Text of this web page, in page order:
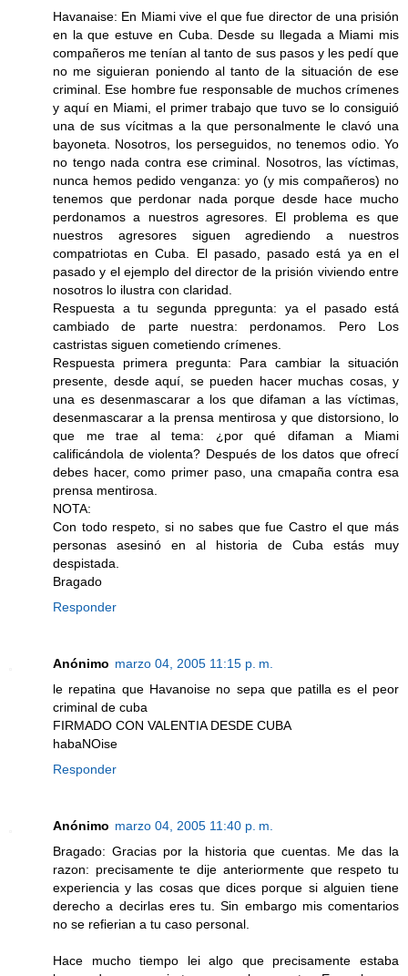
Havanaise: En Miami vive el que fue director de una prisión
en la que estuve en Cuba. Desde su llegada a Miami mis
compañeros me tenían al tanto de sus pasos y les pedí que
no me siguieran poniendo al tanto de la situación de ese
criminal. Ese hombre fue responsable de muchos crímenes
y aquí en Miami, el primer trabajo que tuvo se lo consiguió
una de sus vícitmas a la que personalmente le clavó una
bayoneta. Nosotros, los perseguidos, no tenemos odio. Yo
no tengo nada contra ese criminal. Nosotros, las víctimas,
nunca hemos pedido venganza: yo (y mis compañeros) no
tenemos que perdonar nada porque desde hace mucho
perdonamos a nuestros agresores. El problema es que
nuestros agresores siguen agrediendo a nuestros
compatriotas en Cuba. El pasado, pasado está ya en el
pasado y el ejemplo del director de la prisión viviendo entre
nosotros lo ilustra con claridad.
Respuesta a tu segunda ppregunta: ya el pasado está
cambiado de parte nuestra: perdonamos. Pero Los
castristas siguen cometiendo crímenes.
Respuesta primera pregunta: Para cambiar la situación
presente, desde aquí, se pueden hacer muchas cosas, y
una es desenmascarar a los que difaman a las víctimas,
desenmascarar a la prensa mentirosa y que distorsiono, lo
que me trae al tema: ¿por qué difaman a Miami
calificándola de violenta? Después de los datos que ofrecí
debes hacer, como primer paso, una cmapaña contra esa
prensa mentirosa.
NOTA:
Con todo respeto, si no sabes que fue Castro el que más
personas asesinó en al historia de Cuba estás muy
despistada.
Bragado
Responder
Anónimo marzo 04, 2005 11:15 p. m.
le repatina que Havanoise no sepa que patilla es el peor
criminal de cuba
FIRMADO CON VALENTIA DESDE CUBA
habaNOise
Responder
Anónimo marzo 04, 2005 11:40 p. m.
Bragado: Gracias por la historia que cuentas. Me das la
razon: precisamente te dije anteriormente que respeto tu
experiencia y las cosas que dices porque si alguien tiene
derecho a decirlas eres tu. Sin embargo mis comentarios
no se refierian a tu caso personal.
Hace mucho tiempo lei algo que precisamente estaba